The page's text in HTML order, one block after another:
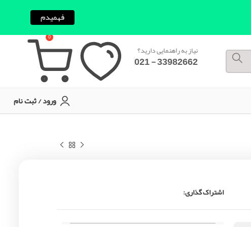
نیاز به راهنمایی دارید؟
33982662 - 021
0
ورود / ثبت نام
اشتراک گذاری:
فهمیدم